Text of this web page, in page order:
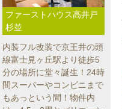
ファーストハウス高井戸
杉並
内装フル改装で京王井の頭
線富士見ヶ丘駅より徒歩5
分の場所に堂々誕生！24時
間スーパーやコンビニまで
もあっという間！物件内